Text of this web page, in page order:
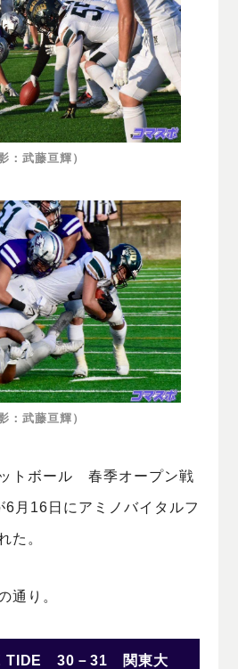
：武藤亘輝）
：武藤亘輝）
トボール 春季オープン戦
月16日にアミノバイタルフ
た。
通り。
TIDE 30－31 関東大